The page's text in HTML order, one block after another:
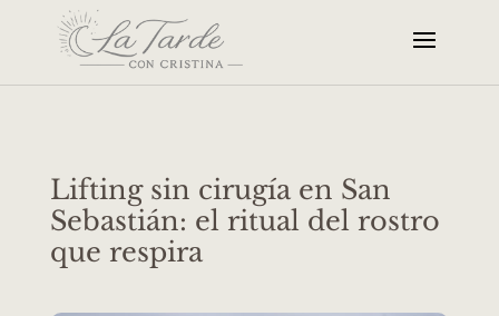
Lifting sin cirugía en San
Sebastián: el ritual del rostro
que respira